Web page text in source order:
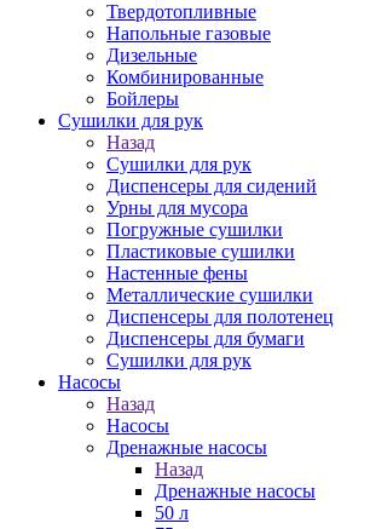
Твердотопливные
Напольные газовые
Дизельные
Комбинированные
Бойлеры
Сушилки для рук
Назад
Сушилки для рук
Диспенсеры для сидений
Урны для мусора
Погружные сушилки
Пластиковые сушилки
Настенные фены
Металлические сушилки
Диспенсеры для полотенец
Диспенсеры для бумаги
Сушилки для рук
Насосы
Назад
Насосы
Дренажные насосы
Назад
Дренажные насосы
50 л